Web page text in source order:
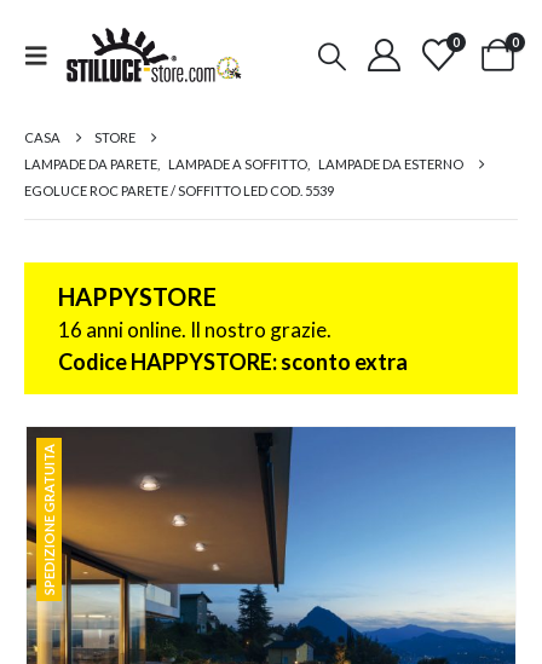
0 0
CASA
STORE
LAMPADE DA PARETE
LAMPADE A SOFFITTO
LAMPADE DA ESTERNO
EGOLUCE ROC PARETE / SOFFITTO LED COD. 5539
HAPPYSTORE
16 anni online. Il nostro grazie.
Codice HAPPYSTORE: sconto extra
SPEDIZIONE GRATUITA
SPEDIZIONE GRATUITA